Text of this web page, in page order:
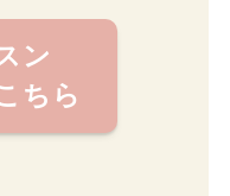
ン
ちら